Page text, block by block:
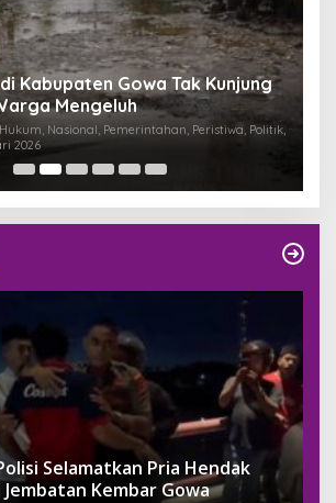
Kabupaten Gowa Tak Kunjung
Mengeluh
Nasional, Pemerintahan, Peristiwa, Politik,
2026
Selamatkan Pria Hendak
Kembar Gowa